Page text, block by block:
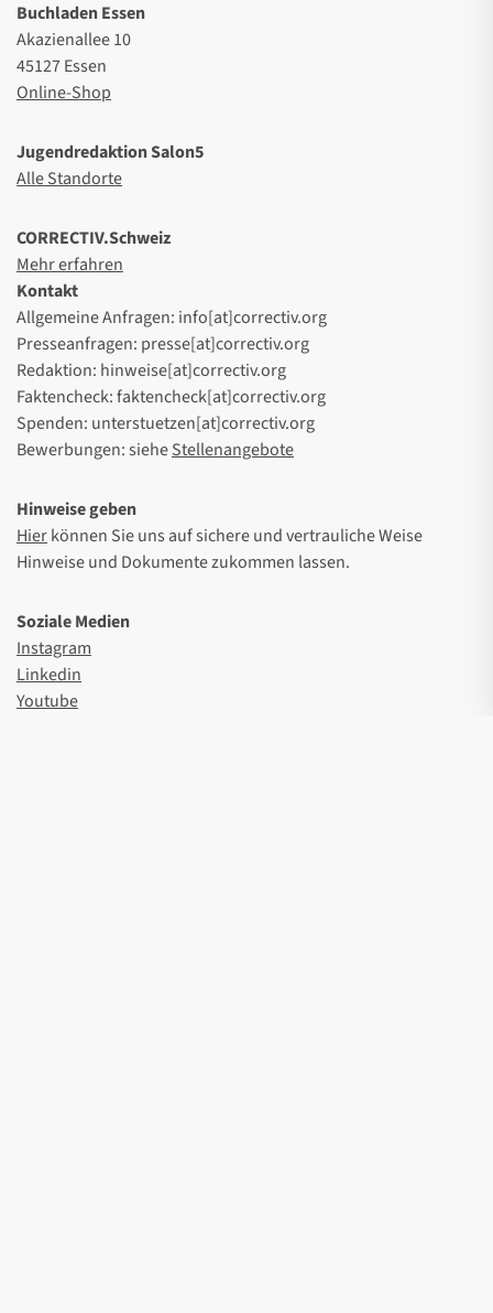
Buchladen Essen
Akazienallee 10
45127 Essen
Online-Shop
Jugendredaktion Salon5
Alle Standorte
CORRECTIV.Schweiz
Mehr erfahren
Kontakt
Allgemeine Anfragen: info[at]correctiv.org
Presseanfragen: presse[at]correctiv.org
Redaktion: hinweise[at]correctiv.org
Faktencheck: faktencheck[at]correctiv.org
Spenden: unterstuetzen[at]correctiv.org
Bewerbungen: sieheStellenangebote
Hinweise geben
Hierkönnen Sie uns auf sichere und vertrauliche Weise
Hinweise und Dokumente zukommen lassen.
Soziale Medien
Instagram
Linkedin
Youtube